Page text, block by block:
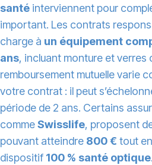
santé interviennent pour
important. Les contrats
charge à un équipement
ans, incluant monture et verres
remboursement mutuelle varie
votre contrat : il peut
période de 2 ans. Certains
commeSwisslife, proposent
pouvant atteindre 800 € tout
dispositif 100 % santé optique